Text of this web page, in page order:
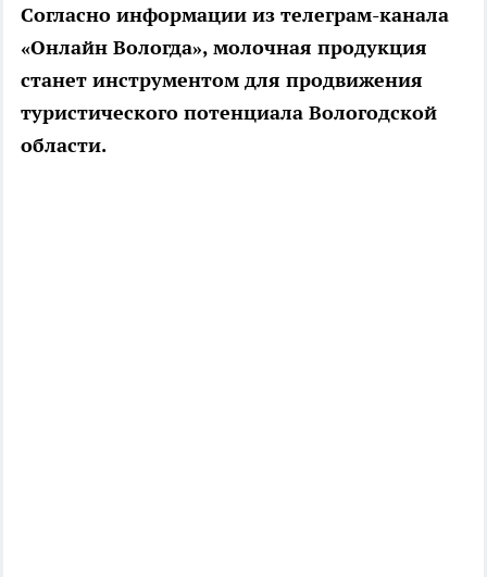
Согласно информации из телеграм-канала
«Онлайн Вологда», молочная продукция
станет инструментом для продвижения
туристического потенциала Вологодской
области.